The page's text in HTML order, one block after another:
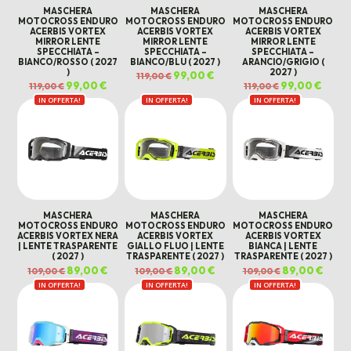
MASCHERA
MOTOCROSS ENDURO
ACERBIS VORTEX
MIRROR LENTE
SPECCHIATA –
BIANCO/ROSSO ( 2027
)
119,00€ Il
prezzo
originale
era:
99,00€Il
prezzo
attuale
è:
99,00 €.
MASCHERA
MOTOCROSS ENDURO
ACERBIS VORTEX
MIRROR LENTE
SPECCHIATA –
BIANCO/BLU ( 2027 )
119,00€ Il
prezzo
era:
119,00 €.
99,00€Il
prezzo
attuale
è:
99,00 €.
MASCHERA
MOTOCROSS ENDURO
ACERBIS VORTEX
MIRROR LENTE
SPECCHIATA –
ARANCIO/GRIGIO (
2027 )
119,00€ Il
prezzo
originale
era:
99,00€
è:
99,00
IN OFFERTA!
MASCHERA
MOTOCROSS ENDURO
ACERBIS VORTEX NERA
| LENTE TRASPARENTE
( 2027 )
109,00€Il
prezzo
originale
era:
89,00€
prezzo
attuale
è:
89,00 €.
IN OFFERTA!
MASCHERA
MOTOCROSS ENDURO
ACERBIS VORTEX
GIALLO FLUO | LENTE
TRASPARENTE ( 2027 )
109,00€Il
prezzo
originale
era:
89,00€
prezzo
attuale
è:
89,00 €.
IN OFFERTA!
MASCHERA
MOTOCROSS ENDURO
ACERBIS VORTEX
BIANCA | LENTE
TRASPARENTE ( 2027 )
109,00€ Il
prezzo
originale
era:
89,00€Il
è:
89,00
IN OFFERTA! IN OFFERTA! IN OFFERTA!